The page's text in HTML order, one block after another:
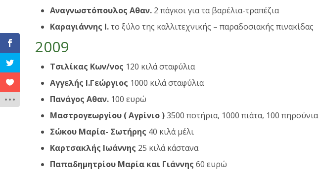
Αναγνωστόπουλος Αθαν. 2 πάγκοι για τα βαρέλια-τραπέζια
Καραγιάννης Ι.το ξύλο της καλλιτεχνικής – παραδοσιακής πινακίδας
2009
Τσιλίκας Κων/νος 120 κιλά σταφύλια
Αγγελής Ι.Γεώργιος 1000 κιλά σταφύλια
Πανάγος Αθαν. 100 ευρώ
Μαστρογεωργίου ( Αγρίνιο )3500 ποτήρια, 1000 πιάτα, 100 πηρούνια
Σώκου Μαρία- Σωτήρης 40 κιλά μέλι
Καρτσακλής Ιωάννης 25 κιλά κάστανα
Παπαδημητρίου Μαρία και Γιάννης 60 ευρώ